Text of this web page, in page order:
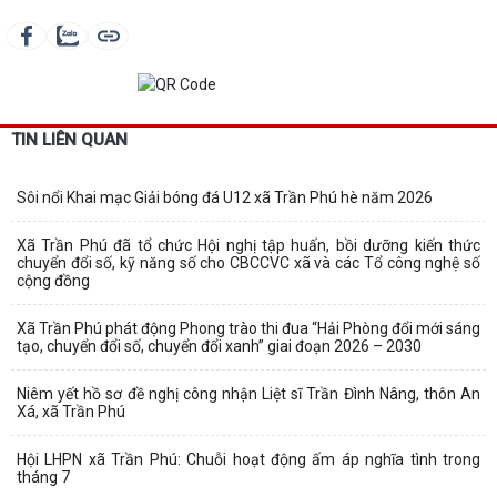
TIN LIÊN QUAN
Sôi nổi Khai mạc Giải bóng đá U12 xã Trần Phú hè năm 2026
Xã Trần Phú đã tổ chức Hội nghị tập huấn, bồi dưỡng kiến thức
chuyển đổi số, kỹ năng số cho CBCCVC xã và các Tổ công nghệ số
cộng đồng
Xã Trần Phú phát động Phong trào thi đua “Hải Phòng đổi mới sáng
tạo, chuyển đổi số, chuyển đổi xanh” giai đoạn 2026 – 2030
Niêm yết hồ sơ đề nghị công nhận Liệt sĩ Trần Đình Nâng, thôn An
Xá, xã Trần Phú
Hội LHPN xã Trần Phú: Chuỗi hoạt động ấm áp nghĩa tình trong
tháng 7